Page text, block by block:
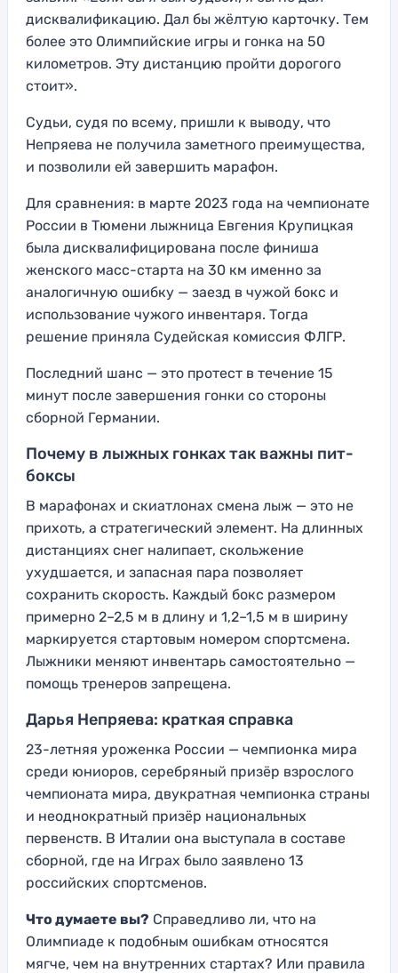
дисквалификацию. Дал бы жёлтую карточку. Тем
более это Олимпийские игры и гонка на 50
километров. Эту дистанцию пройти дорогого
стоит».
Судьи, судя по всему, пришли к выводу, что
Непряева не получила заметного преимущества,
и позволили ей завершить марафон.
Для сравнения: в марте 2023 года на чемпионате
России в Тюмени лыжница Евгения Крупицкая
была дисквалифицирована после финиша
женского масс-старта на 30 км именно за
аналогичную ошибку — заезд в чужой бокс и
использование чужого инвентаря. Тогда
решение приняла Судейская комиссия ФЛГР.
Последний шанс — это протест в течение 15
минут после завершения гонки со стороны
сборной Германии.
Почему в лыжных гонках так важны пит-
боксы
В марафонах и скиатлонах смена лыж — это не
прихоть, а стратегический элемент. На длинных
дистанциях снег налипает, скольжение
ухудшается, и запасная пара позволяет
сохранить скорость. Каждый бокс размером
примерно 2–2,5 м в длину и 1,2–1,5 м в ширину
маркируется стартовым номером спортсмена.
Лыжники меняют инвентарь самостоятельно —
помощь тренеров запрещена.
Дарья Непряева: краткая справка
23-летняя уроженка России — чемпионка мира
среди юниоров, серебряный призёр взрослого
чемпионата мира, двукратная чемпионка страны
и неоднократный призёр национальных
первенств. В Италии она выступала в составе
сборной, где на Играх было заявлено 13
российских спортсменов.
Что думаете вы? Справедливо ли, что на
Олимпиаде к подобным ошибкам относятся
мягче, чем на внутренних стартах? Или правила